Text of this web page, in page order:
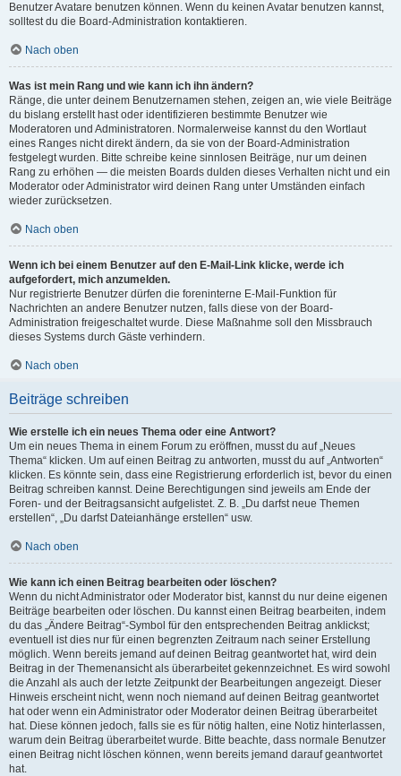
Benutzer Avatare benutzen können. Wenn du keinen Avatar benutzen kannst,
solltest du die Board-Administration kontaktieren.
Nach oben
Was ist mein Rang und wie kann ich ihn ändern?
Ränge, die unter deinem Benutzernamen stehen, zeigen an, wie viele Beiträge
du bislang erstellt hast oder identifizieren bestimmte Benutzer wie
Moderatoren und Administratoren. Normalerweise kannst du den Wortlaut
eines Ranges nicht direkt ändern, da sie von der Board-Administration
festgelegt wurden. Bitte schreibe keine sinnlosen Beiträge, nur um deinen
Rang zu erhöhen — die meisten Boards dulden dieses Verhalten nicht und ein
Moderator oder Administrator wird deinen Rang unter Umständen einfach
wieder zurücksetzen.
Nach oben
Wenn ich bei einem Benutzer auf den E-Mail-Link klicke, werde ich
aufgefordert, mich anzumelden.
Nur registrierte Benutzer dürfen die foreninterne E-Mail-Funktion für
Nachrichten an andere Benutzer nutzen, falls diese von der Board-
Administration freigeschaltet wurde. Diese Maßnahme soll den Missbrauch
dieses Systems durch Gäste verhindern.
Nach oben
Beiträge schreiben
Wie erstelle ich ein neues Thema oder eine Antwort?
Um ein neues Thema in einem Forum zu eröffnen, musst du auf „Neues
Thema“ klicken. Um auf einen Beitrag zu antworten, musst du auf „Antworten“
klicken. Es könnte sein, dass eine Registrierung erforderlich ist, bevor du einen
Beitrag schreiben kannst. Deine Berechtigungen sind jeweils am Ende der
Foren- und der Beitragsansicht aufgelistet. Z. B. „Du darfst neue Themen
erstellen“, „Du darfst Dateianhänge erstellen“ usw.
Nach oben
Wie kann ich einen Beitrag bearbeiten oder löschen?
Wenn du nicht Administrator oder Moderator bist, kannst du nur deine eigenen
Beiträge bearbeiten oder löschen. Du kannst einen Beitrag bearbeiten, indem
du das „Ändere Beitrag“-Symbol für den entsprechenden Beitrag anklickst;
eventuell ist dies nur für einen begrenzten Zeitraum nach seiner Erstellung
möglich. Wenn bereits jemand auf deinen Beitrag geantwortet hat, wird dein
Beitrag in der Themenansicht als überarbeitet gekennzeichnet. Es wird sowohl
die Anzahl als auch der letzte Zeitpunkt der Bearbeitungen angezeigt. Dieser
Hinweis erscheint nicht, wenn noch niemand auf deinen Beitrag geantwortet
hat oder wenn ein Administrator oder Moderator deinen Beitrag überarbeitet
hat. Diese können jedoch, falls sie es für nötig halten, eine Notiz hinterlassen,
warum dein Beitrag überarbeitet wurde. Bitte beachte, dass normale Benutzer
einen Beitrag nicht löschen können, wenn bereits jemand darauf geantwortet
hat.